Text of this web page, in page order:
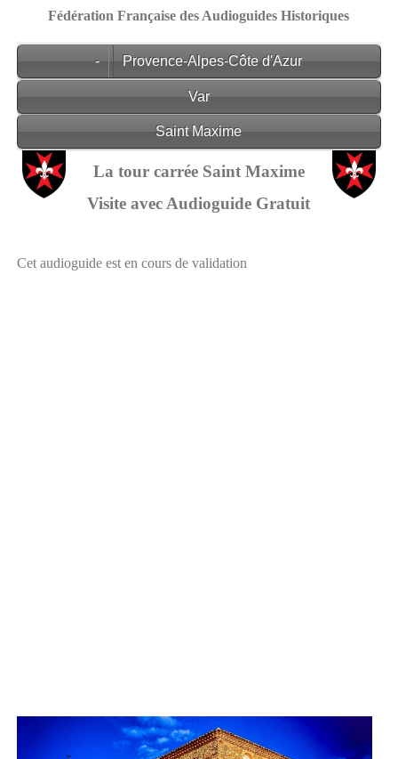
Fédération Française des Audioguides Historiques
- Provence-Alpes-Côte d'Azur
Var
Saint Maxime
La tour carrée Saint Maxime
Visite avec Audioguide Gratuit
Cet audioguide est en cours de validation